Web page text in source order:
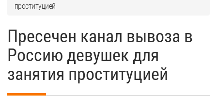
проституцией
Пресечен канал вывоза в
Россию девушек для
занятия проституцией